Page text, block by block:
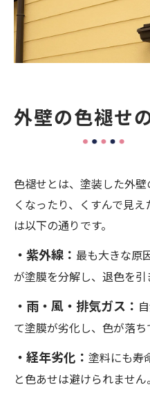
外壁の色褪せ
色褪せとは、塗装した外
くなったり、くすんで見
は以下の通りです。
・紫外線： 最も大きな原
が塗膜を分解し、退色を引
・雨・風・排気ガス：
て塗膜が劣化し、色が落ち
・経年劣化： 塗料にも寿
と色あせは避けられません。